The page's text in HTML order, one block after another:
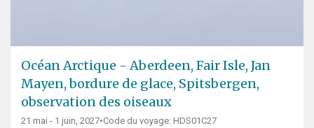
Océan Arctique - Aberdeen, Fair Isle, Jan
Mayen, bordure de glace, Spitsbergen,
observation des oiseaux
21 mai - 1 juin, 2027•Code du voyage: HDS01C27